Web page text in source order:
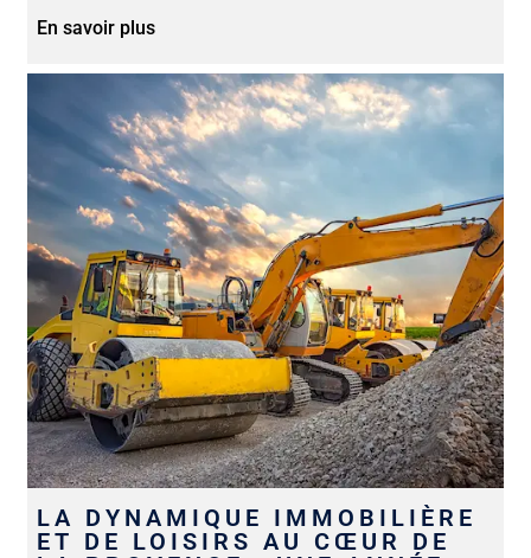
En savoir plus
LA DYNAMIQUE IMMOBILIÈRE
ET DE LOISIRS AU CŒUR DE